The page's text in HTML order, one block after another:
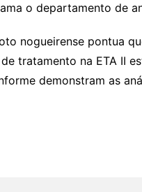
o departamento de
nogueirense pontua
tratamento na ETA II
demonstram as